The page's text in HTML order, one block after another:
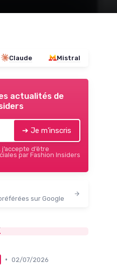
Claude Mistral
actualités de
➔ Je m'inscris
d’être
par Fashion Insiders
sur Google
• 02/07/2026